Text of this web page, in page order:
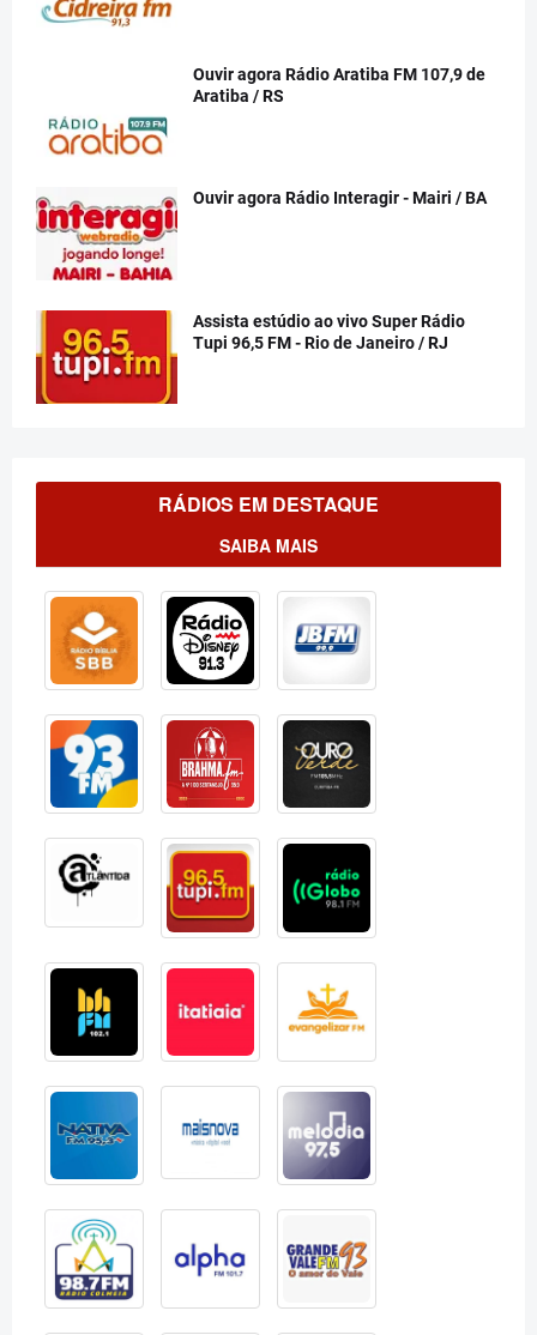
Ouvir agora Rádio Aratiba FM 107,9 de
Aratiba / RS
Ouvir agora Rádio Interagir - Mairi / BA
Assista estúdio ao vivo Super Rádio
Tupi 96,5 FM - Rio de Janeiro / RJ
RÁDIOS EM DESTAQUE
SAIBA MAIS